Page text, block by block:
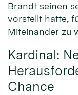
Brandt seinen
vorstellt hatte,
Miteinander zu
Kardinal:
Chance